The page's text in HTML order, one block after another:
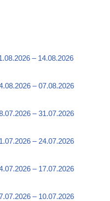
– 14.08.2026
– 07.08.2026
– 31.07.2026
– 24.07.2026
– 17.07.2026
– 10.07.2026